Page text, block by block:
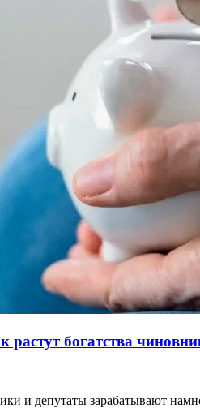
богатства
и депутаты зарабатывают